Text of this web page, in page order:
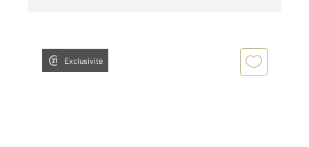
Exclusivité